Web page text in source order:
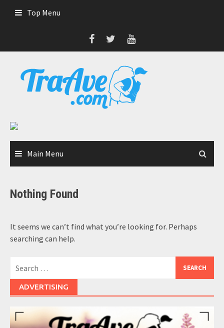
Top Menu
Main Menu
Nothing Found
It seems we can’t find what you’re looking for. Perhaps
searching can help.
ADVERTISING